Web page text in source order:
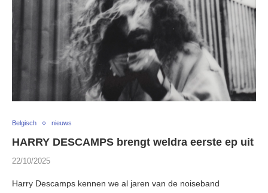
Belgisch nieuws
HARRY DESCAMPS brengt weldra eerste ep uit
22/10/2025
Harry Descamps kennen we al jaren van de noiseband